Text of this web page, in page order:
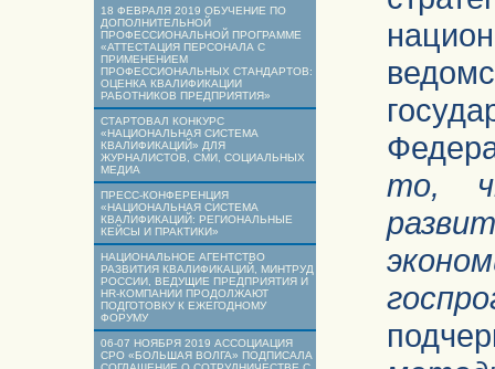
18 ФЕВРАЛЯ 2019 ОБУЧЕНИЕ ПО
ДОПОЛНИТЕЛЬНОЙ
ПРОФЕССИОНАЛЬНОЙ ПРОГРАММЕ
«АТТЕСТАЦИЯ ПЕРСОНАЛА С
ПРИМЕНЕНИЕМ
ПРОФЕССИОНАЛЬНЫХ СТАНДАРТОВ:
ОЦЕНКА КВАЛИФИКАЦИИ
РАБОТНИКОВ ПРЕДПРИЯТИЯ»
СТАРТОВАЛ КОНКУРС
«НАЦИОНАЛЬНАЯ СИСТЕМА
КВАЛИФИКАЦИЙ» ДЛЯ
ЖУРНАЛИСТОВ, СМИ, СОЦИАЛЬНЫХ
МЕДИА
ПРЕСС-КОНФЕРЕНЦИЯ
«НАЦИОНАЛЬНАЯ СИСТЕМА
КВАЛИФИКАЦИЙ: РЕГИОНАЛЬНЫЕ
КЕЙСЫ И ПРАКТИКИ»
НАЦИОНАЛЬНОЕ АГЕНТСТВО
РАЗВИТИЯ КВАЛИФИКАЦИЙ, МИНТРУД
РОССИИ, ВЕДУЩИЕ ПРЕДПРИЯТИЯ И
HR-КОМПАНИИ ПРОДОЛЖАЮТ
ПОДГОТОВКУ К ЕЖЕГОДНОМУ
ФОРУМУ
06-07 НОЯБРЯ 2019 АССОЦИАЦИЯ
СРО «БОЛЬШАЯ ВОЛГА» ПОДПИСАЛА
то,